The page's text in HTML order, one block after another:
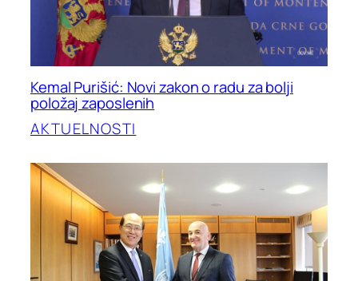
Kemal Purišić: Novi zakon o radu za bolji
položaj zaposlenih
AKTUELNOSTI